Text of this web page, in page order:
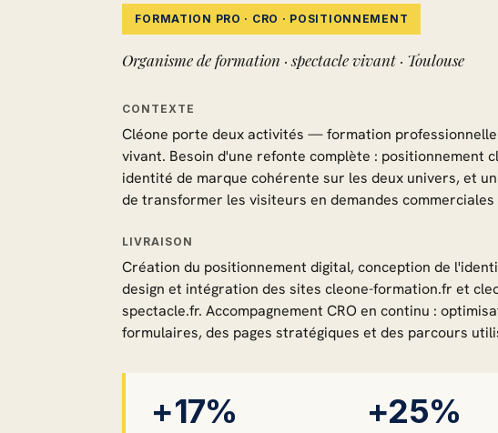
FORMATION PRO · CRO · POSITIONNEMENT
Organisme de formation · spectacle vivant · Toulouse
CONTEXTE
Cléone porte deux activités — formation
vivant. Besoin d'une refonte complète : positionnement
identité de marque cohérente sur les deux univers, et
de transformer les visiteurs en demandes commerciales
LIVRAISON
Création du positionnement digital, conception de
design et intégration des sites cleone-formation.fr et
spectacle.fr. Accompagnement CRO en continu :
formulaires, des pages stratégiques et des parcours
+17% +25%